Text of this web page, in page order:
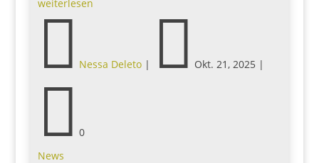
weiterlesen
 Nessa Deleto|  Okt. 21, 2025 |
 0
News